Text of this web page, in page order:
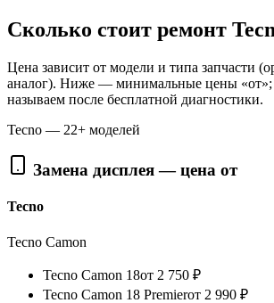
Сколько стоит ремонт
Цена зависит от модели и типа запчасти
аналог). Ниже — минимальные цены «от»;
называем после бесплатной диагностики.
Tecno — 22+ моделей
Замена дисплея — цена от
Tecno
Tecno Camon
Tecno Camon 18от 2 750 ₽
Tecno Camon 18 Premierот 2 990 ₽